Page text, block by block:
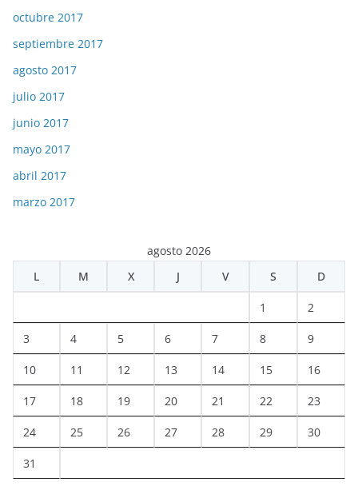
octubre 2017
septiembre 2017
agosto 2017
julio 2017
junio 2017
mayo 2017
abril 2017
marzo 2017
agosto 2026
L
M X J V S D
1 2
3 4 5 6 7 8 9
10 11 12 13 14 15 16
17 18 19 20 21 22 23
24 25 26 27 28 29 30
31